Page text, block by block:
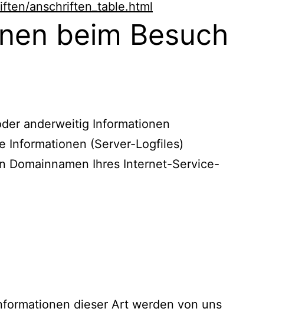
anschriften_table.html
beim Besuch
anderweitig Informationen
Informationen (Server-Logfiles)
Domainnamen Ihres Internet-Service-
dieser Art werden von uns